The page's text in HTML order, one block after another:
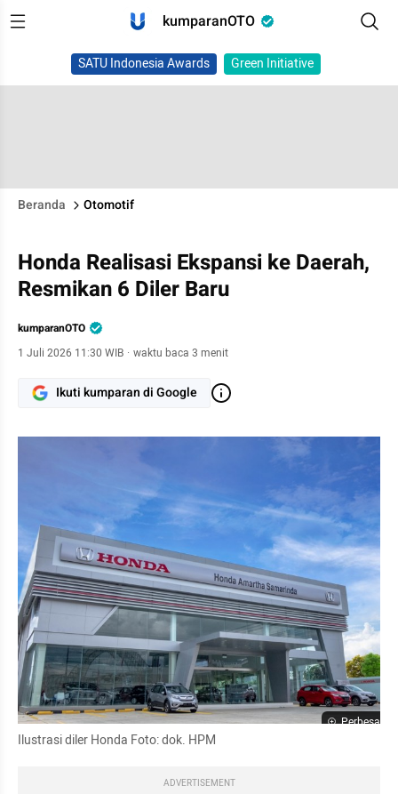
kumparanOTO
SATU Indonesia Awards Green Initiative
Beranda Otomotif
Honda Realisasi Ekspansi ke Daerah,
Resmikan 6 Diler Baru
kumparanOTO
1 Juli 2026 11:30 WIB · waktu baca 3 menit
Ikuti kumparan di Google
Perbesar
Ilustrasi diler Honda Foto: dok. HPM
ADVERTISEMENT